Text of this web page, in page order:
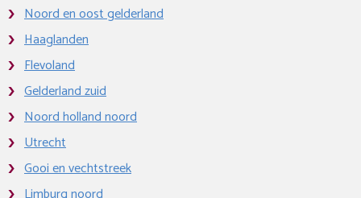
Noord en oost gelderland
Haaglanden
Flevoland
Gelderland zuid
Noord holland noord
Utrecht
Gooi en vechtstreek